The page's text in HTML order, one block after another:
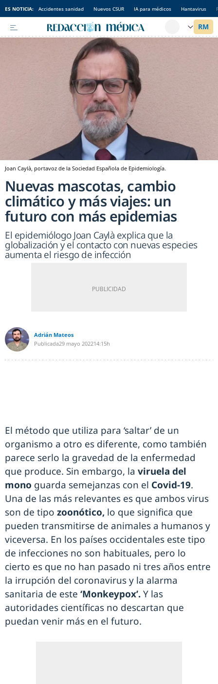
ES NOTICIA: Accidentes sanidad Nuevos CSUR IA para médicos Hantavirus
Joan Caylà, portavoz de la Sociedad Española de Epidemiología.
Nuevas mascotas, cambio
climático y más viajes: un
futuro con más epidemias
El epidemiólogo Joan Caylà explica que la
globalización y el contacto con nuevas especies
aumenta el riesgo de infección
Adrián Mateos
Publicada29 mayo 202214:15h
El método que utiliza para ‘saltar’ de un
organismo a otro es diferente, como también
parece serlo la gravedad de la enfermedad
que produce. Sin embargo, la viruela del
mono guarda semejanzas con el Covid-19.
Una de las más relevantes es que ambos virus
son de tipo zoonótico, lo que significa que
pueden transmitirse de animales a humanos y
viceversa. En los países occidentales este tipo
de infecciones no son habituales, pero lo
cierto es que no han pasado ni tres años entre
la irrupción del coronavirus y la alarma
sanitaria de este ‘Monkeypox’.Y las
autoridades científicas no descartan que
puedan venir más en el futuro.